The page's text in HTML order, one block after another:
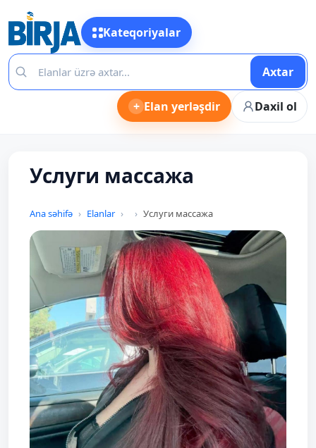
Kateqoriyalar
Axtar
+ Elan yerləşdir Daxil ol
Услуги массажа
Ana səhifə Elanlar Услуги массажа